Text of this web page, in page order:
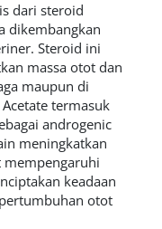
dari steroid
dikembangkan
Steroid ini
massa otot dan
maupun di
termasuk
androgenic
meningkatkan
mempengaruhi
keadaan
otot